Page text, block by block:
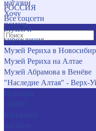
магазин
Хочу
помочь
РОССИЯ
Все соцсети
Музеи и
учреждения
Музей Рериха в
Музей Рериха на Алтае
Музей Абрамова в Венёве
"Наследие Алтая" - Верх-